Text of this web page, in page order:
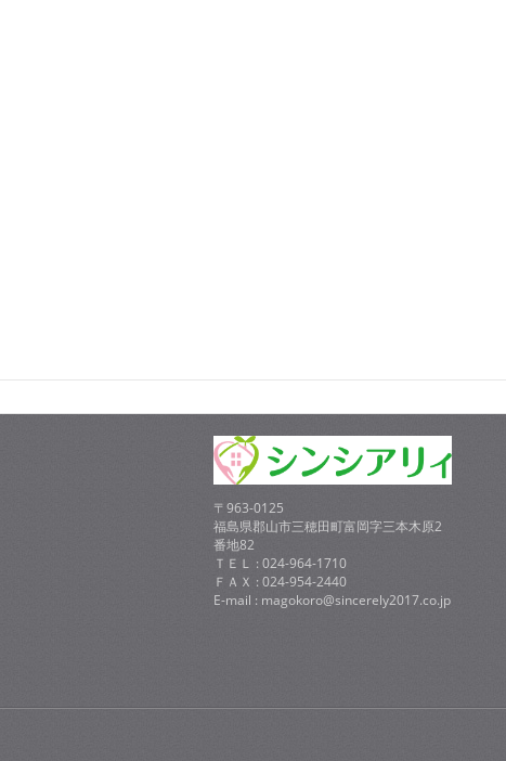
〒963-0125
福島県郡山市三穂田町富岡字三本木原2
番地82
ＴＥＬ : 024-964-1710
ＦＡＸ : 024-954-2440
E-mail : magokoro@sincerely2017.co.jp